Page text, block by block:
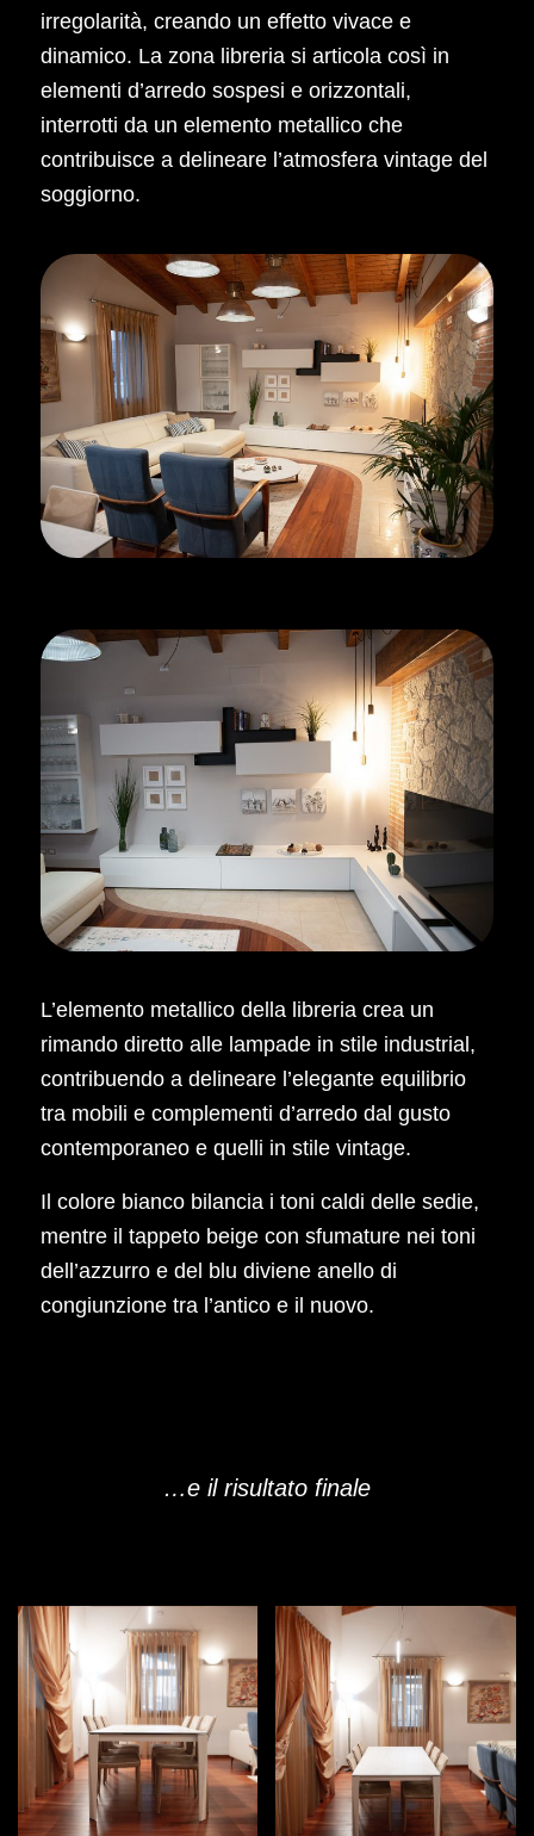
irregolarità, creando un effetto vivace e
dinamico. La zona libreria si articola così in
elementi d’arredo sospesi e orizzontali,
interrotti da un elemento metallico che
contribuisce a delineare l’atmosfera vintage del
soggiorno.
L’elemento metallico della libreria crea un
rimando diretto alle lampade in stile industrial,
contribuendo a delineare l’elegante equilibrio
tra mobili e complementi d’arredo dal gusto
contemporaneo e quelli in stile vintage.
Il colore bianco bilancia i toni caldi delle sedie,
mentre il tappeto beige con sfumature nei toni
dell’azzurro e del blu diviene anello di
congiunzione tra l’antico e il nuovo.
…e il risultato finale